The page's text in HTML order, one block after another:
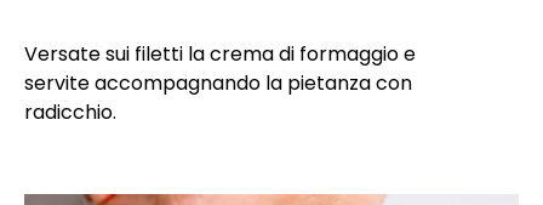
Versate sui filetti la crema di formaggio e
servite accompagnando la pietanza con
radicchio.